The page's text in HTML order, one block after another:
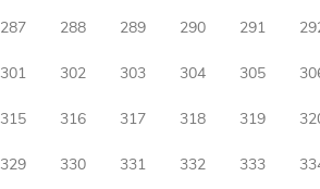
287 288 289 290 291
301 302 303 304 305
315 316 317 318 319
329 330 331 332 333